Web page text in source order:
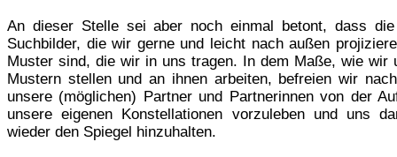
An dieser Stelle sei aber noch einmal betont, dass die
Suchbilder, die wir gerne und leicht nach außen
Muster sind, die wir in uns tragen. In dem Maße, wie wir
Mustern stellen und an ihnen arbeiten, befreien wir
unsere (möglichen) Partner und Partnerinnen von der
unsere eigenen Konstellationen vorzuleben und uns
wieder den Spiegel hinzuhalten.